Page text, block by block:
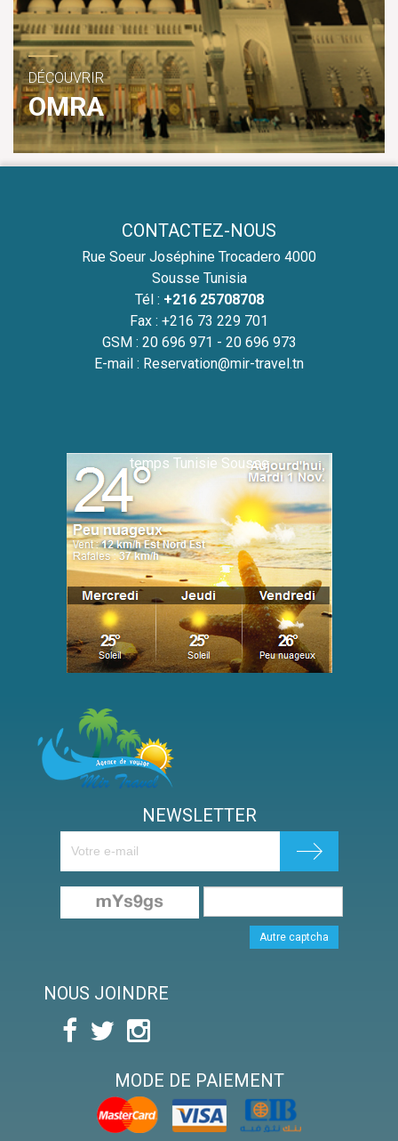
DÉCOUVRIR
OMRA
CONTACTEZ-NOUS
Rue Soeur Joséphine Trocadero 4000
Sousse Tunisia
Tél : +216 25708708
Fax : +216 73 229 701
GSM : 20 696 971 - 20 696 973
E-mail : Reservation@mir-travel.tn
temps Tunisie Sousse
NEWSLETTER
Autre captcha
NOUS JOINDRE
MODE DE PAIEMENT